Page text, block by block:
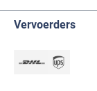
Vervoerders